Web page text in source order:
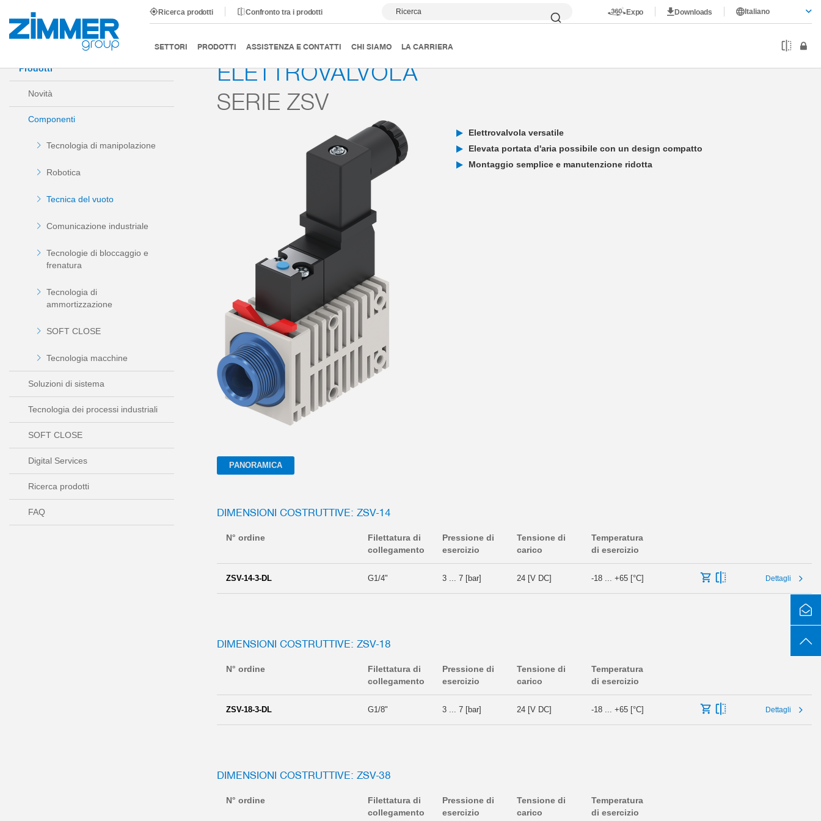
Ricerca prodotti Confronto tra i prodotti Ricerca Expo Downloads Italiano
SETTORI PRODOTTI ASSISTENZA E CONTATTI CHI SIAMO LA CARRIERA
Inizio Prodotti Componenti Tecnica del vuoto Accessori per il vuoto Serie ZSV
Prodotti
Novità
Componenti
Tecnologia di manipolazione
Robotica
Tecnica del vuoto
Comunicazione industriale
Tecnologie di bloccaggio e
frenatura
Tecnologia di
ammortizzazione
SOFT CLOSE
Tecnologia macchine
Soluzioni di sistema
Tecnologia dei processi industriali
SOFT CLOSE
Digital Services
Ricerca prodotti
FAQ
ELETTROVALVOLA
SERIE ZSV
Elettrovalvola versatile
Elevata portata d'aria possibile con un design compatto
Montaggio semplice e manutenzione ridotta
PANORAMICA
DIMENSIONI COSTRUTTIVE: ZSV-14
N° ordine
Filettatura di
collegamento
Pressione di
esercizio
Tensione di
carico
Temperatura
di esercizio
ZSV-14-3-DL G1/4" 3 ... 7 [bar] 24 [V DC] -18 ... +65 [°C] Dettagli
DIMENSIONI COSTRUTTIVE: ZSV-18
N° ordine
Filettatura di
collegamento
Pressione di
esercizio
Tensione di
carico
Temperatura
di esercizio
ZSV-18-3-DL G1/8" 3 ... 7 [bar] 24 [V DC] -18 ... +65 [°C] Dettagli
DIMENSIONI COSTRUTTIVE: ZSV-38
N° ordine
Filettatura di
collegamento
Pressione di
esercizio
Tensione di
carico
Temperatura
di esercizio